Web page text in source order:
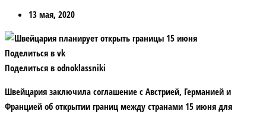
13 мая, 2020
Поделиться в vk
Поделиться в odnoklassniki
Швейцария заключила соглашение с Австрией, Германией и
Францией об открытии границ между странами 15 июня для